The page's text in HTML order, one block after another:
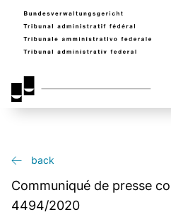
back
Communiqué de presse
4494/2020